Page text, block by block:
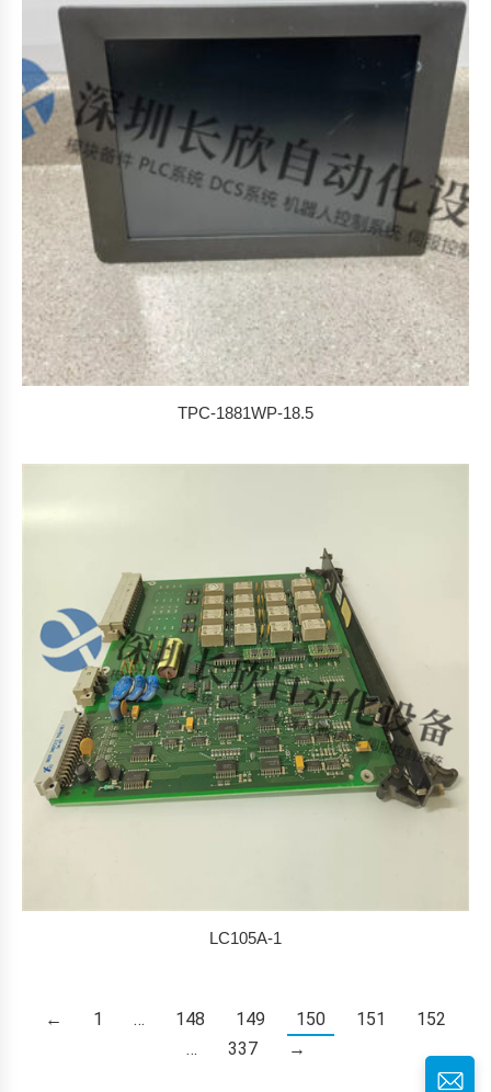
TPC-1881WP-18.5
LC105A-1
← 1 … 148 149 150 151
152
…
337 →